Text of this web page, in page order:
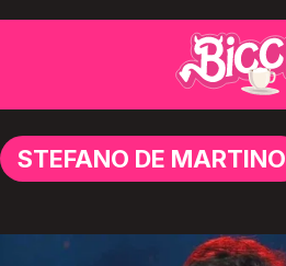
STEFANO DE MARTINO